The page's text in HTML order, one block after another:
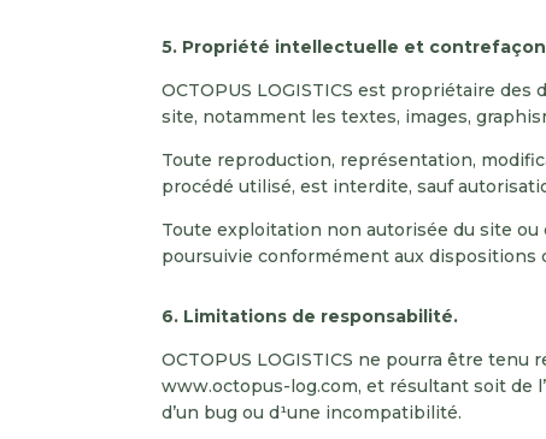
5. Propriété intellectuelle et
OCTOPUS LOGISTICS est propriétaire
site, notamment les textes, images,
Toute reproduction, représentation,
procédé utilisé, est interdite, sauf
Toute exploitation non autorisée du site
poursuivie conformément aux dispositions
6. Limitations de responsabilité.
OCTOPUS LOGISTICS ne pourra être
www.octopus-log.com, et résultant soit de
d’un bug ou d¹une incompatibilité.